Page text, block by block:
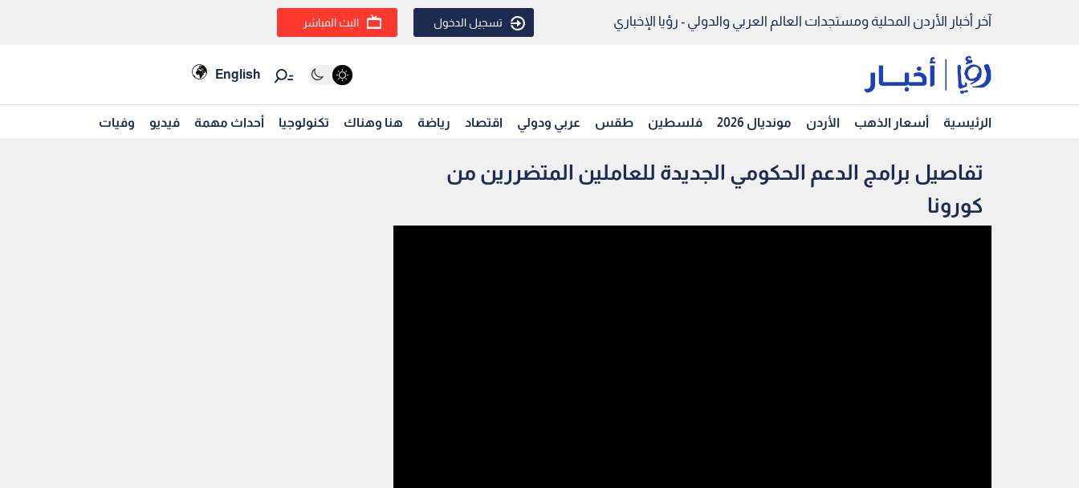
آخر أخبار الأردن المحلية ومستجدات العالم العربي والدولي - رؤيا الإخباري تسجيل الدخول البث المباشر
English
الرئيسية أسعار الذهب الأردن مونديال 2026 فلسطين طقس عربي ودولي اقتصاد رياضة هنا وهناك تكنولوجيا أحداث مهمة فيديو وفيات
تفاصيل برامج الدعم الحكومي الجديدة للعاملين المتضررين من
كورونا